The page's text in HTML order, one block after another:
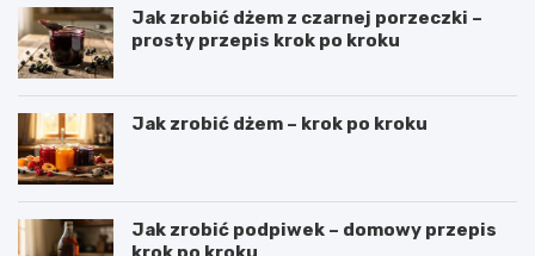
Jak zrobić dżem z czarnej porzeczki –
prosty przepis krok po kroku
Jak zrobić dżem – krok po kroku
Jak zrobić podpiwek – domowy przepis